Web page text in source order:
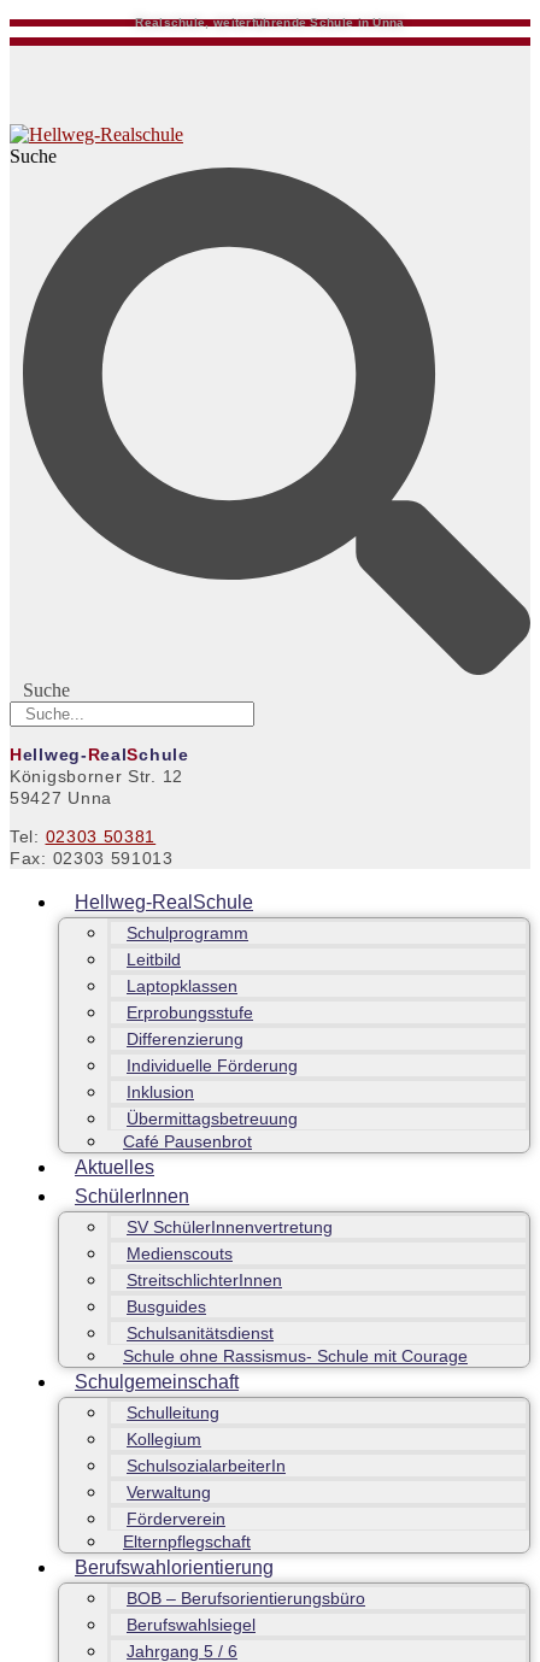
Realschule, weiterführende Schule in Unna
Suche
Suche
Hellweg-RealSchule
Königsborner Str. 12
59427 Unna
Tel: 02303 50381
Fax: 02303 591013
Hellweg-RealSchule
Schulprogramm
Leitbild
Laptopklassen
Erprobungsstufe
Differenzierung
Individuelle Förderung
Inklusion
Übermittagsbetreuung
Café Pausenbrot
Aktuelles
SchülerInnen
SV SchülerInnenvertretung
Medienscouts
StreitschlichterInnen
Busguides
Schulsanitätsdienst
Schule ohne Rassismus- Schule mit Courage
Schulgemeinschaft
Schulleitung
Kollegium
SchulsozialarbeiterIn
Verwaltung
Förderverein
Elternpflegschaft
Berufswahlorientierung
BOB – Berufsorientierungsbüro
Berufswahlsiegel
Jahrgang 5 / 6